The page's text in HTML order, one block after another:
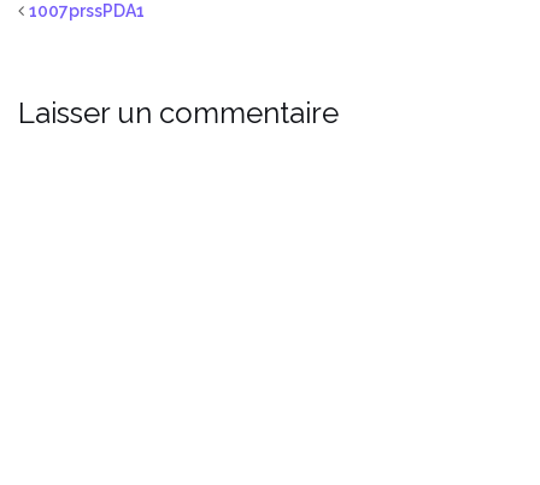
1007prssPDA1
Laisser un commentaire